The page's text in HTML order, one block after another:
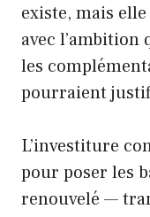
existe, mais
avec l’ambition
les
pourraient
L’investiture
pour poser les
renouvelé —